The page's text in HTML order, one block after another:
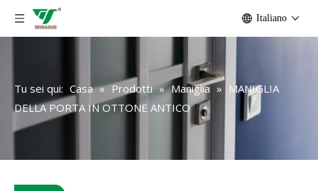
Italiano
Tu sei qui: Casa » Prodotti » Maniglia » MANIGLIA
DELLA PORTA IN OTTONE ANTICO